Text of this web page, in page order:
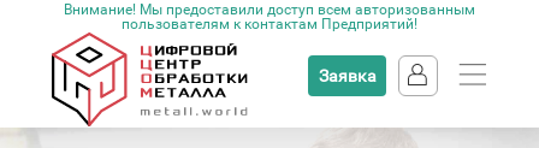
Внимание! Мы предоставили доступ всем авторизованным
пользователям к контактам Предприятий!
Заявка